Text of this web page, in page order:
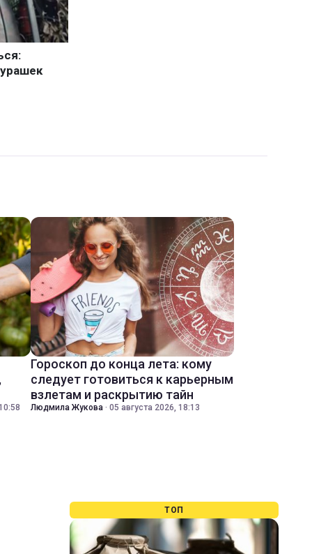
Гороскоп до конца лета: кому
следует готовиться к карьерным
взлетам и раскрытию тайн
Людмила Жукова · 05 августа 2026, 18:13
ТОП